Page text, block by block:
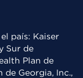
país: Kaiser
Sur de
Plan de
de Georgia, Inc.,